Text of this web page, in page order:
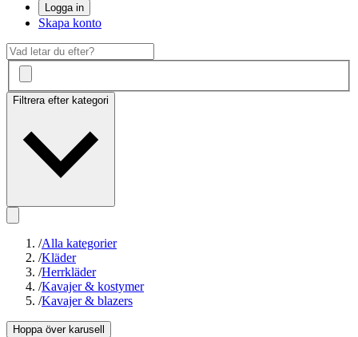
Logga in
Skapa konto
Filtrera efter kategori
/Alla kategorier
/Kläder
/Herrkläder
/Kavajer & kostymer
/Kavajer & blazers
Hoppa över karusell